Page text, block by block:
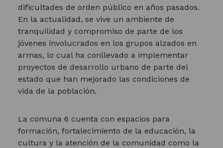
dificultades de orden público en años pasados.
En la actualidad, se vive un ambiente de
tranquilidad y compromiso de parte de los
jóvenes involucrados en los grupos alzados en
armas, lo cual ha conllevado a implementar
proyectos de desarrollo urbano de parte del
estado que han mejorado las condiciones de
vida de la población.
La comuna 6 cuenta con espacios para
formación, fortalecimiento de la educación, la
cultura y la atención de la comunidad como la